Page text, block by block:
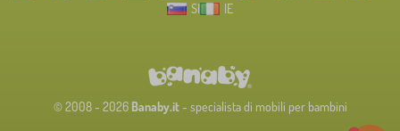
SI
IE
© 2008 - 2026 Banaby.it- specialista di mobili per bambini